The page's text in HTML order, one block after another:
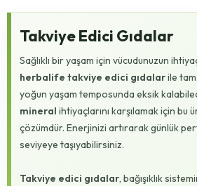
Takviye Edici Gıdalar
Sağlıklı bir yaşam için vücudunuzun
herbalife takviye edici gıdalarile
yoğun yaşam temposunda eksik
mineral ihtiyaçlarını karşılamak için bu
çözümdür. Enerjinizi artırarak günlük
seviyeye taşıyabilirsiniz.
Takviye edici gıdalar, bağışıklık